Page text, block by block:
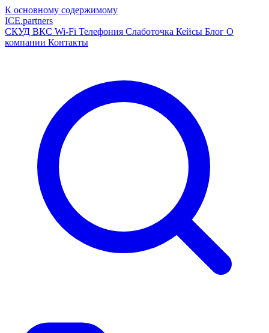
К основному содержимому
ICE.partners
СКУД ВКС Wi-Fi Телефония Слаботочка Кейсы Блог О
компании Контакты